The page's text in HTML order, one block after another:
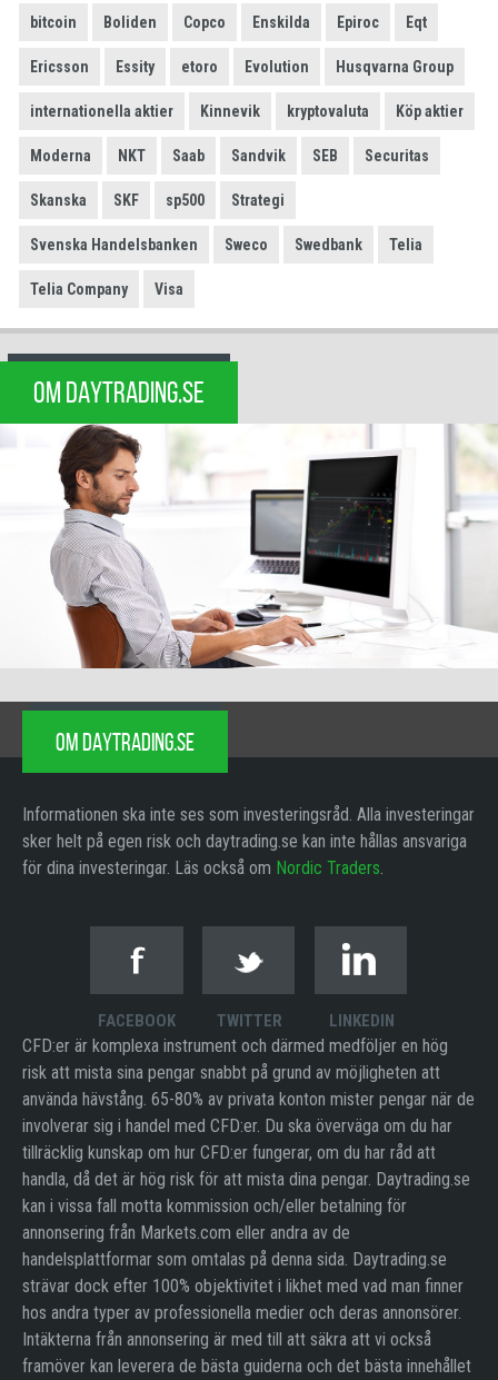
bitcoin Boliden Copco Enskilda Epiroc Eqt
Ericsson Essity etoro Evolution Husqvarna Group
internationella aktier Kinnevik kryptovaluta Köp aktier
Moderna NKT Saab Sandvik SEB Securitas
Skanska SKF sp500 Strategi
Svenska Handelsbanken Sweco Swedbank Telia
Telia Company Visa
OM DAYTRADING.SE
OM DAYTRADING.SE
Informationen ska inte ses som investeringsråd. Alla investeringar
sker helt på egen risk och daytrading.se kan inte hållas ansvariga
för dina investeringar. Läs också om Nordic Traders.
FACEBOOK TWITTER LINKEDIN
CFD:er är komplexa instrument och därmed medföljer en hög
risk att mista sina pengar snabbt på grund av möjligheten att
använda hävstång. 65-80% av privata konton mister pengar när de
involverar sig i handel med CFD:er. Du ska överväga om du har
tillräcklig kunskap om hur CFD:er fungerar, om du har råd att
handla, då det är hög risk för att mista dina pengar. Daytrading.se
kan i vissa fall motta kommission och/eller betalning för
annonsering från Markets.com eller andra av de
handelsplattformar som omtalas på denna sida. Daytrading.se
strävar dock efter 100% objektivitet i likhet med vad man finner
hos andra typer av professionella medier och deras annonsörer.
Intäkterna från annonsering är med till att säkra att vi också
framöver kan leverera de bästa guiderna och det bästa innehållet